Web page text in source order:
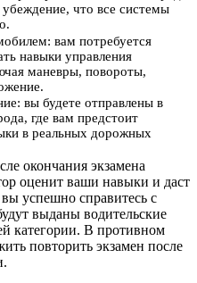
убеждение, что все системы
вам потребуется
навыки управления
маневры, повороты,
вы будете отправлены в
где вам предстоит
в реальных дорожных
окончания экзамена
оценит ваши навыки и даст
успешно справитесь с
выданы водительские
категории. В противном
повторить экзамен после